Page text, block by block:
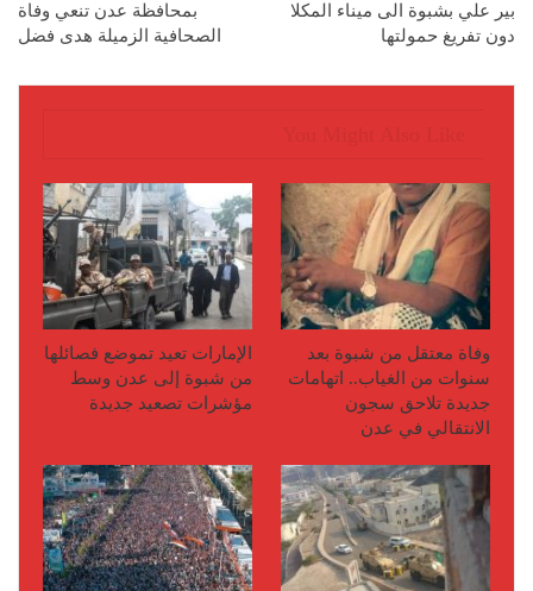
بير علي بشبوة الى ميناء المكلا
دون تفريغ حمولتها
بمحافظة عدن تنعي وفاة
الصحافية الزميلة هدى فضل
وفاة معتقل من شبوة بعد
سنوات من الغياب.. اتهامات
جديدة تلاحق سجون
الانتقالي في عدن
الإمارات تعيد تموضع فصائلها
من شبوة إلى عدن وسط
مؤشرات تصعيد جديدة